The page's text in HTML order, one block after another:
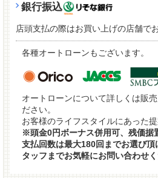
銀行振込
店頭支払の際はお買い上げの店舗で
各種オートローンもございます。
オートローンについて詳しくは販
ださい。
お客様のライフスタイルにあった
※頭金0円ボーナス併用可、残価据
支払回数は最大180回までお選び
タッフまでお気軽にお問い合わせく